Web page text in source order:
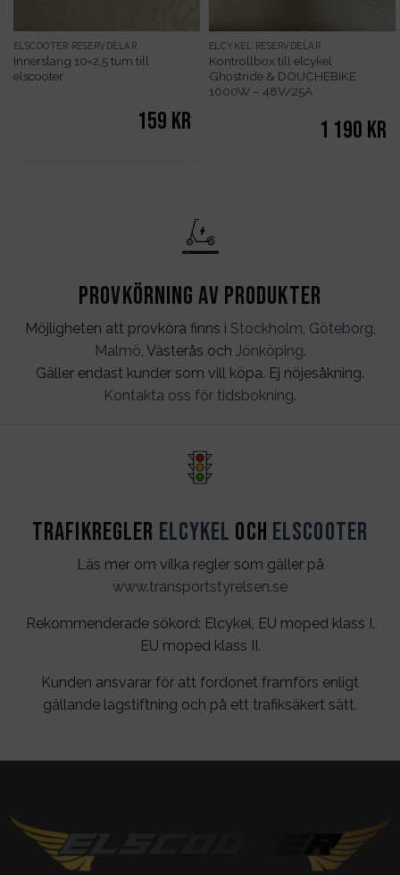
ELSCOOTER RESERVDELAR
Innerslang 10×2,5 tum till
elscooter
159 kr
ELCYKEL RESERVDELAR
Kontrollbox till elcykel
Ghostride & DOUCHEBIKE
1000W – 48V/25A
1 190 kr
Provkörning av produkter
Möjligheten att provköra finns i Stockholm Göteborg
Malmö , Västerås och Jönköping.
Gäller endast kunder som vill köpa. Ej nöjesåkning.
Kontakta oss för tidsbokning.
Trafikregler Elcykel och Elscooter
Läs mer om vilka regler som gäller på
www.transportstyrelsen.se
Rekommenderade sökord: Elcykel, EU moped klass I,
EU moped klass II.
Kunden ansvarar för att fordonet framförs enligt
gällande lagstiftning och på ett trafiksäkert sätt.